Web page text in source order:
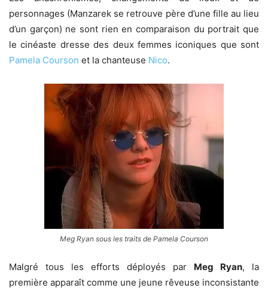
personnages (Manzarek se retrouve père d’une fille au lieu
d’un garçon) ne sont rien en comparaison du portrait que
le cinéaste dresse des deux femmes iconiques que sont
Pamela Courson et la chanteuse Nico.
Meg Ryan sous les traits de Pamela Courson
Malgré tous les efforts déployés par Meg Ryan, la
première apparaît comme une jeune rêveuse inconsistante